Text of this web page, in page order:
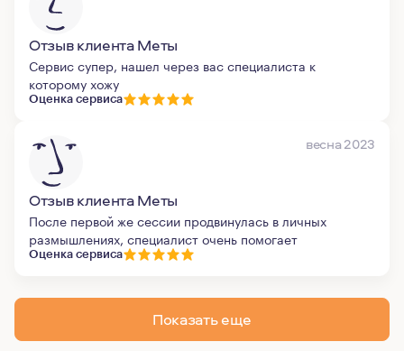
Отзыв клиента Меты
Сервис супер, нашел через вас специалиста к
которому хожу
Оценка сервиса
весна 2023
Отзыв клиента Меты
После первой же сессии продвинулась в личных
размышлениях, специалист очень помогает
Оценка сервиса
Показать еще